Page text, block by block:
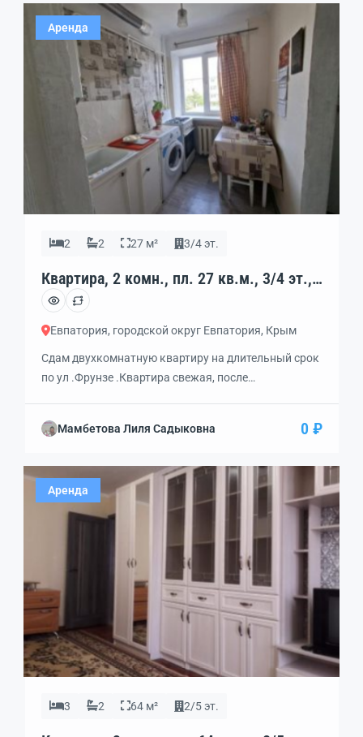
предложем еще варианты для Вашего комфортного
проживания .
Аренда
2 2 27 м² 3/4 эт.
Квартира, 2 комн., пл. 27 кв.м., 3/4 эт.,
код: 462385
Евпатория, городской округ Евпатория, Крым
Сдам двухкомнатную квартиру на длительный срок
по ул .Фрунзе .Квартира свежая, после
Заходи и живи . Можно с маленькими детьми .
Мамбетова Лиля Садыковна 0 ₽
Аренда
3 2 64 м² 2/5 эт.